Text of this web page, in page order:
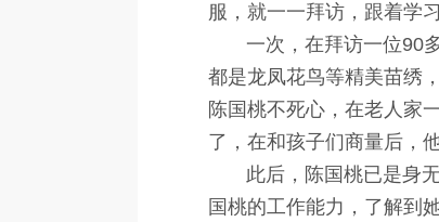
服，就一一拜访，跟着学
一次，在拜访一位90多
都是龙凤花鸟等精美苗绣
陈国桃不死心，在老人家
了，在和孩子们商量后，
此后，陈国桃已是身无
国桃的工作能力，了解到